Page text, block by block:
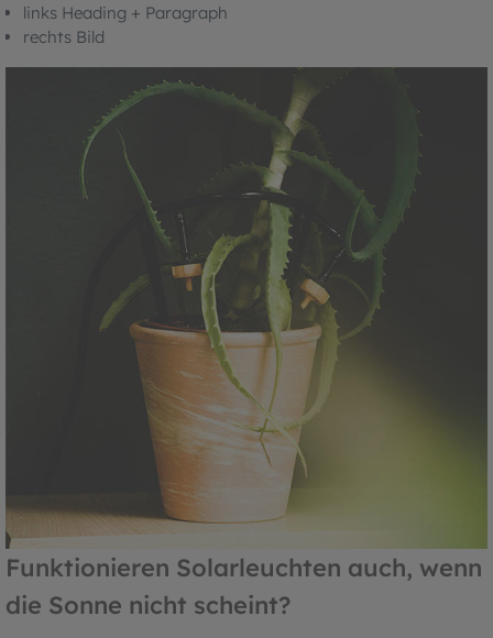
links Heading + Paragraph
rechts Bild
Funktionieren Solarleuchten auch, wenn
die Sonne nicht scheint?